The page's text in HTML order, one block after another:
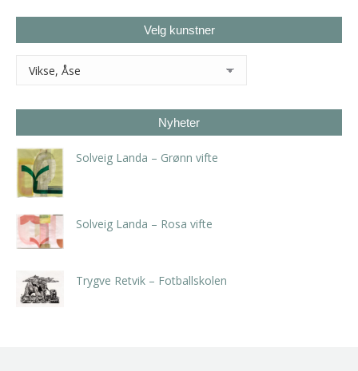
Velg kunstner
Nyheter
Solveig Landa – Grønn vifte
Solveig Landa – Rosa vifte
Trygve Retvik – Fotballskolen